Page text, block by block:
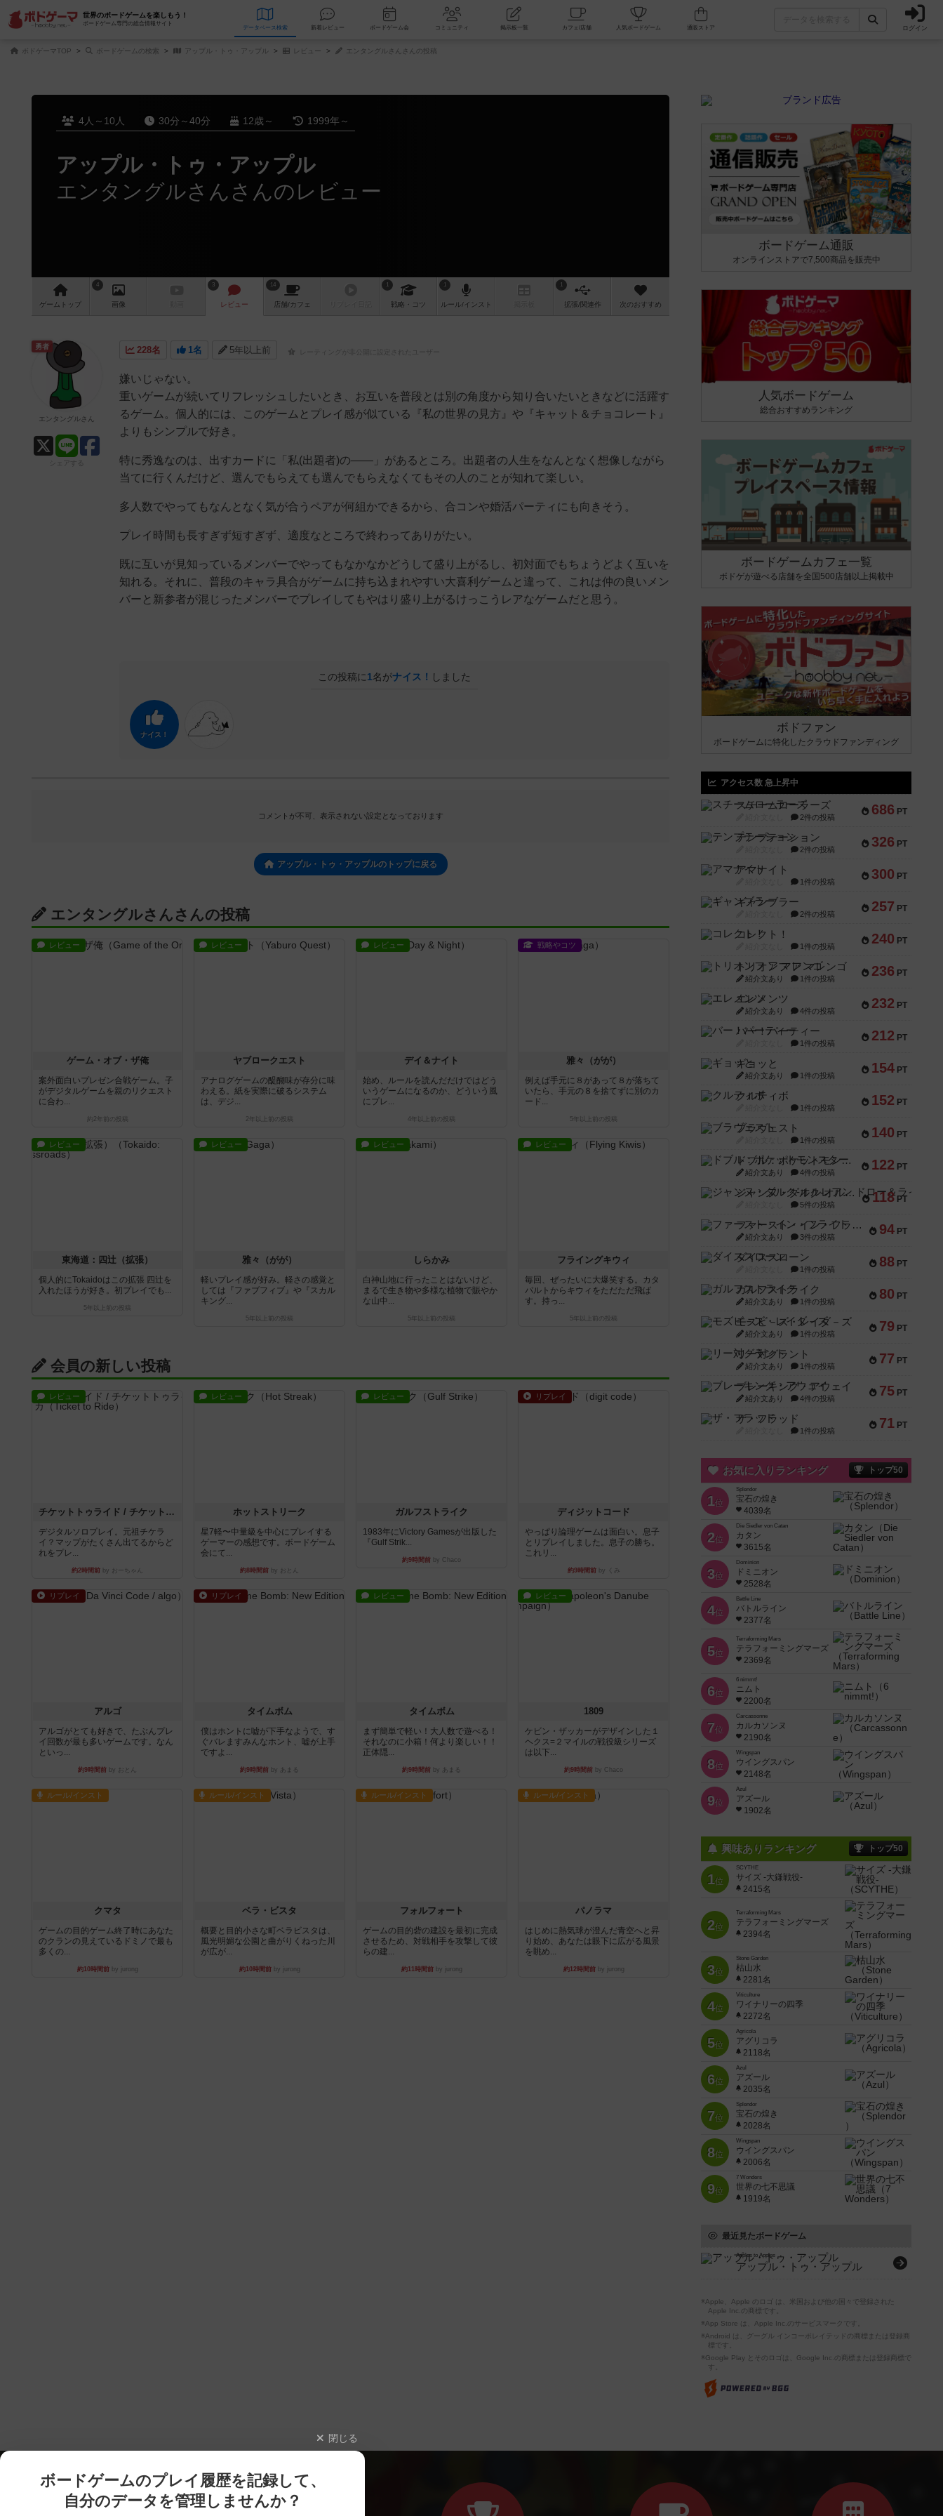
世界のボードゲームを楽しもう！
ボードゲーム専門の総合情報サイト
データベース 検索 新着レビュー ボードゲーム会 コミュニティ 掲示板一覧 カフェ/店舗 人気ボードゲーム ログイン
ボドゲーマTOP ボードゲームの検索 アップル・トゥ・アップル レビュー エンタングルさんさんの投稿
4人～10人 30分～40分 12歳～ 1999年～
アップル・トゥ・アップル
エンタングルさんさんのレビュー
ゲーム トップ
4
画像
3
レビュー
14
店舗/カフェ
1
戦略 ・コツ
1
ルール/インスト
1
拡張/関連作 次のおすすめ
228名 1名 5年以上前 レーティングが非公開に設定されたユーザー
嫌いじゃない。
重いゲームが続いてリフレッシュしたいとき、お互いを普段とは別の角度から知り合いたいときなどに活躍す
るゲーム。個人的には、このゲームとプレイ感が似ている『私の世界の見方』や『キャット＆チョコレート』
よりもシンプルで好き。
特に秀逸なのは、出すカードに「私(出題者)の——」があるところ。出題者の人生をなんとなく想像しながら
当てに行くんだけど、選んでもらえても選んでもらえなくてもその人のことが知れて楽しい。
多人数でやってもなんとなく気が合うペアが何組かできるから、合コンや婚活パーティにも向きそう。
プレイ時間も長すぎず短すぎず、適度なところで終わってありがたい。
既に互いが見知っているメンバーでやってもなかなかどうして盛り上がるし、初対面でもちょうどよく互いを
知れる。それに、普段のキャラ具合がゲームに持ち込まれやすい大喜利ゲームと違って、これは仲の良いメン
バーと新参者が混じったメンバーでプレイしてもやはり盛り上がるけっこうレアなゲームだと思う。
この投稿に1名がナイス！ しました
ナイス！
勇者
エンタングルさん
シェアする
コメントが不可、表示されない設定となっております
アップル・トゥ・アップルのトップに戻る
エンタングルさんさんの投稿
レビュー
ゲーム・オブ・ザ俺
案外面白いプレゼン合戦ゲーム。子
がデジタルゲームを親のリクエスト
に合わ...
約2年前 の投稿
レビュー
ヤブロークエスト
アナログゲームの醍醐味が存分に味
わえる。紙を実際に破るシステム
は、デジ...
2年以上前 の投稿
レビュー
デイ＆ナイト
始め、ルールを読んだだけではどう
いうゲームになるのか、どういう風
にプレ...
4年以上前 の投稿
戦略やコツ
雅々（がが）
例えば手元に８があって８が落ちて
いたら、手元の８を捨てずに別のカ
ード...
5年以上前 の投稿
レビュー
東海道：四辻（拡張）
個人的にTokaidoはこの拡張 四辻を
入れたほうが好き。初プレイでも...
5年以上前 の投稿
レビュー
雅々（がが）
軽いプレイ感が好み。軽さの感覚と
しては『ファブフィブ』や『スカル
キング...
5年以上前 の投稿
レビュー
しらかみ
白神山地に行ったことはないけど、
まるで生き物や多様な植物で賑やか
な山中...
5年以上前 の投稿
レビュー
フライングキウィ
毎回、ぜったいに大爆笑する。カタ
パルトからキウィをただただ飛ば
す。持っ...
5年以上前 の投稿
会員の新しい投稿
レビュー
チケットトゥライド / チケットトゥライドアメリカ
デジタルソロプレイ。元祖チケラ
イ？マップがたくさん出てるからど
れをプレ...
約2時間前 by おーちゃん
レビュー
ホットストリーク
星7軽〜中量級を中心にプレイする
ゲーマーの感想です。ボードゲーム
会にて...
約8時間前 by おとん
レビュー
ガルフストライク
1983年にVictory Gamesが出版した
『Gulf Strik...
約9時間前 by Chaco
リプレイ
ディジットコード
やっぱり論理ゲームは面白い。息子
とリプレイしました。息子の勝ち。
これリ...
約9時間前by くみ
リプレイ
アルゴ
アルゴがとても好きで、たぶんプレ
イ回数が最も多いゲームです。なん
といっ...
約9時間前 by おとん
リプレイ
タイムボム
僕はホントに嘘が下手なようで、す
ぐバレますみんなホント、嘘が上手
ですよ...
約9時間前 by あまる
レビュー
タイムボム
まず簡単で軽い！大人数で遊べる！
それなのに小箱！何より楽しい！！
正体隠...
約9時間前 by あまる
レビュー
1809
ケビン・ザッカーがデザインした１
ヘクス=２マイルの戦役級シリーズ
は以下...
約9時間前 by Chaco
ルール/インスト
クマタ
ゲームの目的ゲーム終了時にあなた
のクランの見えているドミノで最も
多くの...
約10時間前by jurong
ルール/インスト
ベラ・ビスタ
概要と目的小さな町ベラビスタは、
風光明媚な公園と曲がりくねった川
が広が...
約10時間前by jurong
ルール/インスト
フォルフォート
ゲームの目的砦の建設を最初に完成
させるため、対戦相手を攻撃して彼
らの建...
約11時間前by jurong
ルール/インスト
パノラマ
はじめに熱気球が澄んだ青空へと昇
り始め、あなたは眼下に広がる風景
を眺め...
約12時間前by jurong
ボードゲーム通販
オンラインストアで7,500商品を販売中
人気ボードゲーム
総合おすすめランキング
ボードゲームカフェ一覧
ボドゲが遊べる店舗を全国500店舗以上掲載中
ボドファン
ボードゲームに特化したクラウドファンディング
アクセス数 急上昇中
686 PT
スチームローラーズ
2件の投稿
326 PT
テンプテーション
2件の投稿
300 PT
アマナイト
1件の投稿
257 PT
ギャンブラー
2件の投稿
240 PT
コレクト！
1件の投稿
236 PT
トリオンフ ア マレンゴ
紹介文あり 1件の投稿
232 PT
エレメンツ
紹介文あり 4件の投稿
212 PT
バー！パーティー
1件の投稿
154 PT
ギョッと
紹介文あり 1件の投稿
152 PT
クルティボ
1件の投稿
140 PT
ブラヴェスト
1件の投稿
122 PT
ドブル：ポケットモンスター
紹介文あり 4件の投稿
118 PT
ジャンヌ・ダルク-オルレアン ドロー＆ライト
5件の投稿
94 PT
ファースト・イン・フライト
紹介文あり 3件の投稿
88 PT
ダイススローン
1件の投稿
80 PT
ガルフストライク
紹介文あり 1件の投稿
79 PT
モズビ－ズ・レイダ－ズ
紹介文あり 1件の投稿
77 PT
リー対グラント
紹介文あり 1件の投稿
75 PT
ブレーキング・アウェイ
紹介文あり 4件の投稿
71 PT
ザ・フラッド
1件の投稿
お気に入りランキング トップ50
1位
Splendor
宝石の煌き
4039名
2位
Die Siedler von Catan
カタン
3615名
3位
Dominion
ドミニオン
2528名
4位
Battle Line
バトルライン
2377名
5位
Terraforming Mars
テラフォーミングマーズ
2369名
6位
6 nimmt!
ニムト
2200名
7位
Carcassonne
カルカソンヌ
2190名
8位
Wingspan
ウイングスパン
2148名
9位
Azul
アズール
1902名
興味ありランキング トップ50
1位
SCYTHE
サイズ -大鎌戦役-
2415名
2位
Terraforming Mars
テラフォーミングマーズ
2394名
3位
Stone Garden
枯山水
2281名
4位
Viticulture
ワイナリーの四季
2272名
5位
Agricola
アグリコラ
2118名
6位
Azul
アズール
2035名
7位
Splendor
宝石の煌き
2028名
8位
Wingspan
ウイングスパン
2006名
9位
7 Wonders
世界の七不思議
1919名
最近見たボードゲーム
Apples to Apples
アップル・トゥ・アップル
※Apple、Apple のロゴ は、米国および他の国々で登録された
Apple Inc.の商標です。
※App Store は、Apple Inc.のサービスマークです。
※Android は、グーグル インコーポレイテッドの商標または登録商
標です。
※Google Play とそのロゴは、Google Inc.の商標または登録商標で
す。
閉じる
ボードゲームのプレイ履歴を記録して、
自分のデータを管理しませんか？